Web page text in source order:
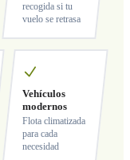
recogida si tu
vuelo se retrasa
Vehículos
modernos
Flota climatizada
para cada
necesidad